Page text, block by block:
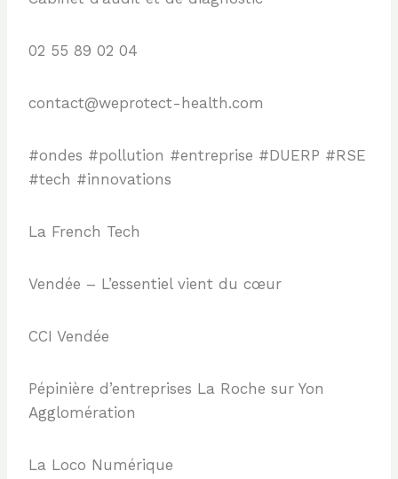
02 55 89 02 04
contact@weprotect-health.com
#ondes #pollution #entreprise #DUERP #RSE
#tech #innovations
La French Tech
Vendée – L’essentiel vient du cœur
CCI Vendée
Pépinière d’entreprises La Roche sur Yon
Agglomération
La Loco Numérique